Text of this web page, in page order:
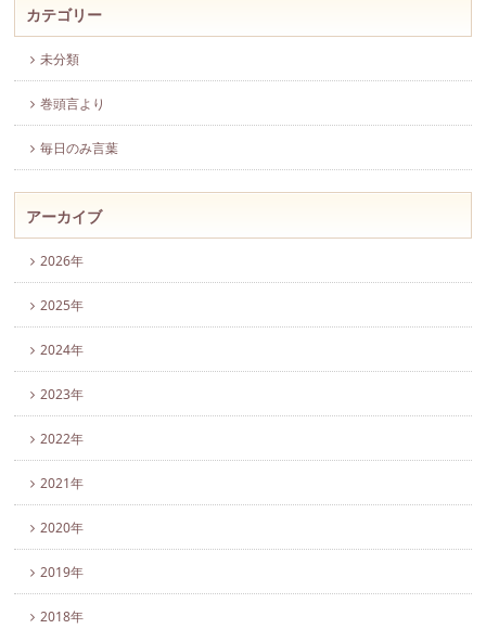
カテゴリー
未分類
巻頭言より
毎日のみ言葉
アーカイブ
2026年
2025年
2024年
2023年
2022年
2021年
2020年
2019年
2018年